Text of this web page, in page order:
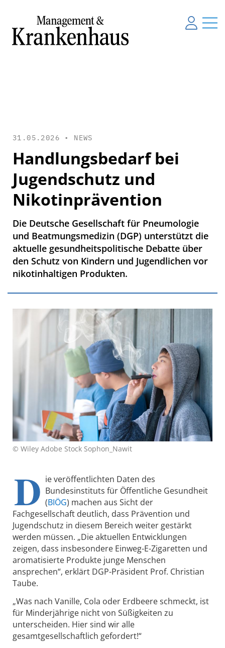
31.05.2026 • NEWS
Handlungsbedarf bei
Jugendschutz und
Nikotinprävention
Die Deutsche Gesellschaft für Pneumologie
und Beatmungsmedizin (DGP) unterstützt die
aktuelle gesundheitspolitische Debatte über
den Schutz von Kindern und Jugendlichen vor
nikotinhaltigen Produkten.
© Wiley Adobe Stock Sophon_Nawit
D ie veröffentlichten Daten des
Bundesinstituts für Öffentliche Gesundheit
(BIÖG) machen aus Sicht der
Fachgesellschaft deutlich, dass Prävention und
Jugendschutz in diesem Bereich weiter gestärkt
werden müssen. „Die aktuellen Entwicklungen
zeigen, dass insbesondere Einweg-E-Zigaretten und
aromatisierte Produkte junge Menschen
ansprechen“, erklärt DGP-Präsident Prof. Christian
Taube.
„Was nach Vanille, Cola oder Erdbeere schmeckt, ist
für Minderjährige nicht von Süßigkeiten zu
unterscheiden. Hier sind wir alle
gesamtgesellschaftlich gefordert!“